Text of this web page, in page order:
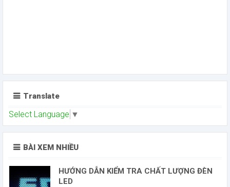
Translate
Select Language ▼
BÀI XEM NHIỀU
HƯỚNG DẪN KIỂM TRA CHẤT LƯỢNG ĐÈN
LED